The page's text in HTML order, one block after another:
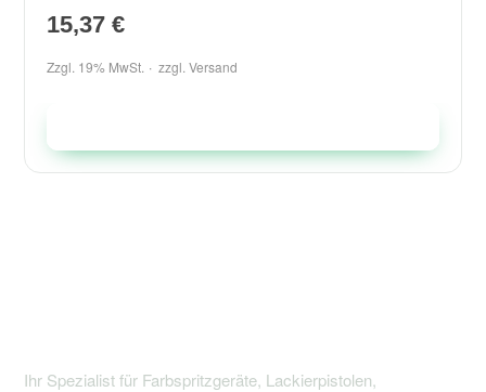
15,37€
Zzgl. 19% MwSt. zzgl.Versand
Ihr Spezialist für Farbspritzgeräte, Lackierpistolen,